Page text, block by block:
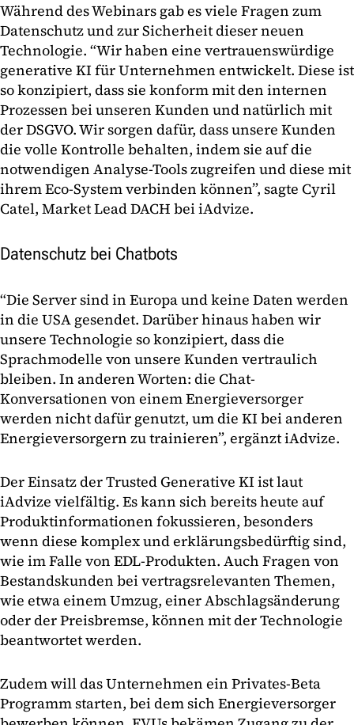
Während des Webinars gab es viele Fragen zum
Datenschutz und zur Sicherheit dieser neuen
Technologie. “Wir haben eine vertrauenswürdige
generative KI für Unternehmen entwickelt. Diese ist
so konzipiert, dass sie konform mit den internen
Prozessen bei unseren Kunden und natürlich mit
der DSGVO. Wir sorgen dafür, dass unsere Kunden
die volle Kontrolle behalten, indem sie auf die
notwendigen Analyse-Tools zugreifen und diese mit
ihrem Eco-System verbinden können”, sagte Cyril
Catel, Market Lead DACH bei iAdvize.
Datenschutz bei Chatbots
“Die Server sind in Europa und keine Daten werden
in die USA gesendet. Darüber hinaus haben wir
unsere Technologie so konzipiert, dass die
Sprachmodelle von unsere Kunden vertraulich
bleiben. In anderen Worten: die Chat-
Konversationen von einem Energieversorger
werden nicht dafür genutzt, um die KI bei anderen
Energieversorgern zu trainieren”, ergänzt iAdvize.
Der Einsatz der Trusted Generative KI ist laut
iAdvize vielfältig. Es kann sich bereits heute auf
Produktinformationen fokussieren, besonders
wenn diese komplex und erklärungsbedürftig sind,
wie im Falle von EDL-Produkten. Auch Fragen von
Bestandskunden bei vertragsrelevanten Themen,
wie etwa einem Umzug, einer Abschlagsänderung
oder der Preisbremse, können mit der Technologie
beantwortet werden.
Zudem will das Unternehmen ein Privates-Beta
Programm starten, bei dem sich Energieversorger